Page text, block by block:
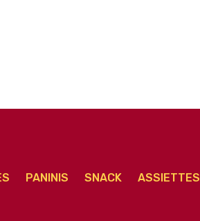
PANINIS SNACK ASSIETTES